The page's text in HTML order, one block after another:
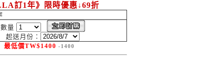
訂1年》限時優惠↓69折
數量
起送月份：
最低價TW$ 1400 -1400